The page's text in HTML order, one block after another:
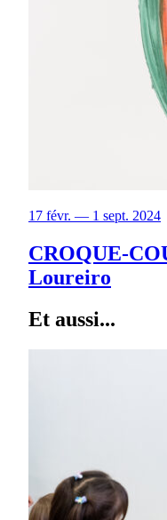
17 févr. — 1 sept. 2024
CROQUE-
Loureiro
Et aussi...